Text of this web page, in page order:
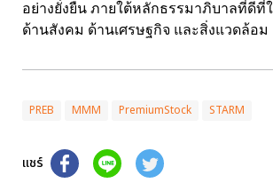
อย่างยั่งยืน ภายใต้หลักธรรมาภิบาลที่ดีที่
ด้านสังคม ด้านเศรษฐกิจ และสิ่งแวดล้อม
PREB MMM PremiumStock STARM
แชร์